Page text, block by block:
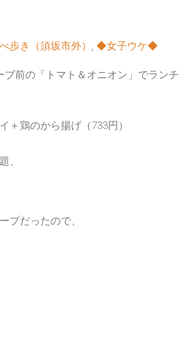
歩き（須坂市外） , ◆女子ウケ◆
ブ前の 「トマト＆オニオン」 でランチ
＋鶏のから揚げ（733円）
、
プだったので、